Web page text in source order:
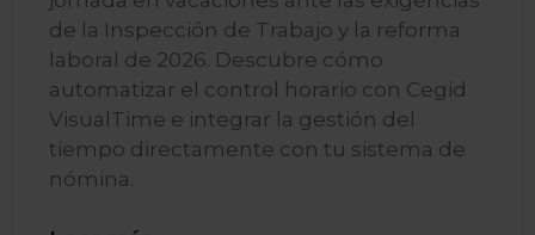
de la Inspección de Trabajo y la reforma
laboral de 2026. Descubre cómo
automatizar el control horario con Cegid
VisualTime e integrar la gestión del
tiempo directamente con tu sistema de
nómina.